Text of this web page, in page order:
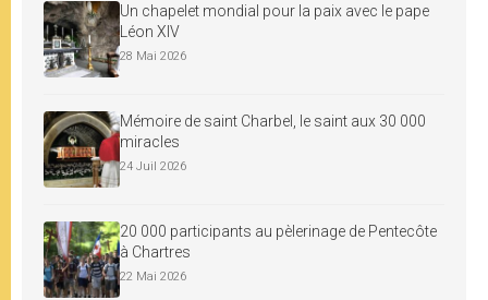
Un chapelet mondial pour la paix avec le pape
Léon XIV
28 Mai 2026
Mémoire de saint Charbel, le saint aux 30 000
miracles
24 Juil 2026
20 000 participants au pèlerinage de Pentecôte
à Chartres
22 Mai 2026